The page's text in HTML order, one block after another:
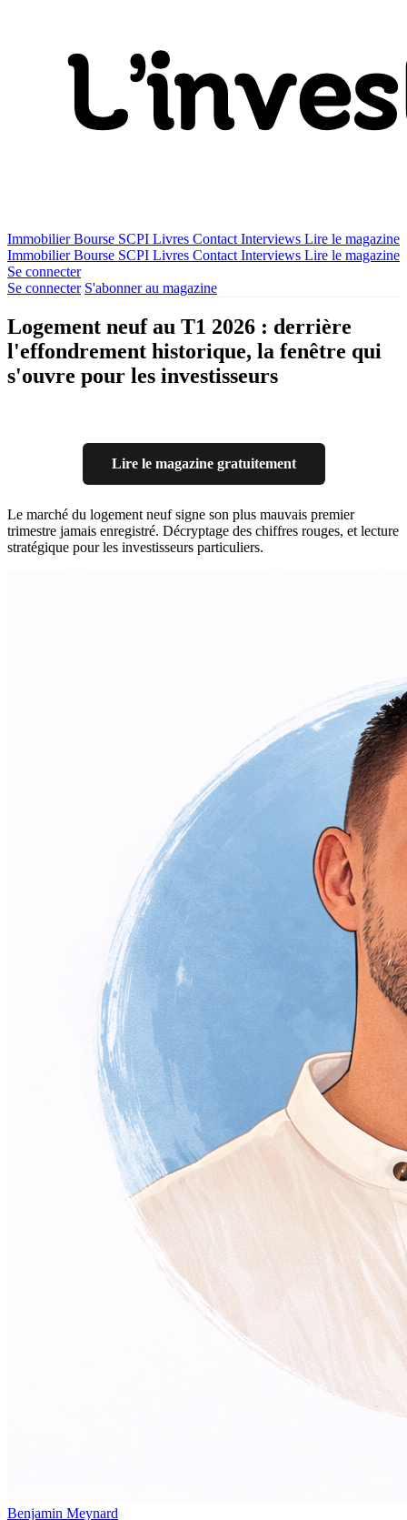
ImmobilierBourse SCPI Livres Contact Interviews Lire le magazine
ImmobilierBourse SCPI Livres Contact Interviews Lire le magazine
Se connecter
Se connecter S'abonner au magazine
Logement neuf au T1 2026 : derrière
l'effondrement historique, la fenêtre qui
s'ouvre pour les investisseurs
Lire le magazine gratuitement
Le marché du logement neuf signe son plus mauvais premier
trimestre jamais enregistré. Décryptage des chiffres rouges, et lecture
stratégique pour les investisseurs particuliers.
Benjamin Meynard